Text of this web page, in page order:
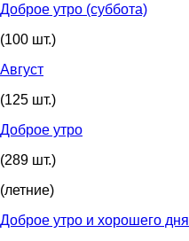
Доброе утро (суббота)
(100 шт.)
Август
(125 шт.)
Доброе утро
(289 шт.)
(летние)
Доброе утро и хорошего дня